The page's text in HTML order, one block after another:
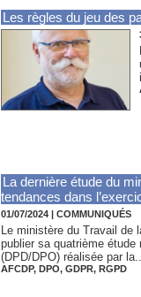
Les règles du jeu des
La dernière étude du
tendances dans
01/07/2024 | COMMUNIQUÉS
Le ministère du Travail de
publier sa quatrième étude
(DPD/DPO) réalisée par
AFCDP, DPO, GDPR, RGPD